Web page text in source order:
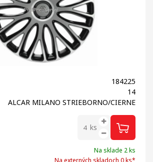
184225
14
ALCAR MILANO STRIEBORNO/CIERNE
ks
Na sklade 2 ks